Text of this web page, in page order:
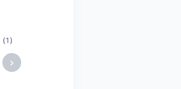
(1)
keyboard_arrow_right